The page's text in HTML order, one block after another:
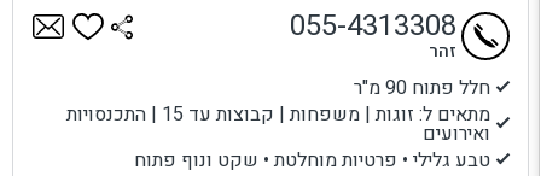
חלל פתוח 90 מ"ר
מתאים ל: זוגות | משפחות | קבוצות עד 15 | התכנסויות
ואירועים
טבע גלילי • פרטיות מוחלטת • שקט ונוף פתוח
055-4313308
זהר